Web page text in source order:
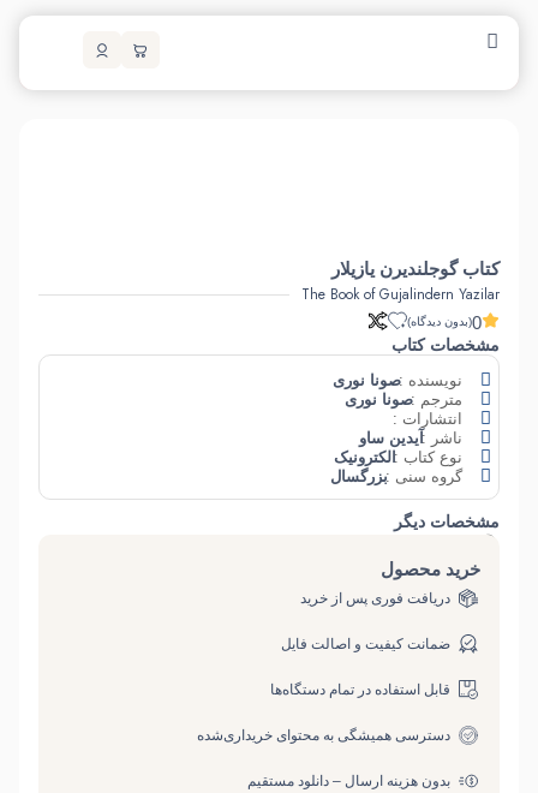
کتاب گوجلندیرن یازیلار
The Book of Gujalindern Yazilar
0(بدون دیدگاه)
مشخصات کتاب
نویسنده :صونا نوری
مترجم :صونا نوری
انتشارات :
ناشر :آیدین‌ ساو
نوع کتاب :الکترونیک
گروه سنی :بزرگسال
مشخصات دیگر
خرید محصول
دریافت فوری پس از خرید
ضمانت کیفیت و اصالت فایل
قابل استفاده در تمام دستگاه‌ها
دسترسی همیشگی به محتوای خریداری‌شده
بدون هزینه ارسال – دانلود مستقیم